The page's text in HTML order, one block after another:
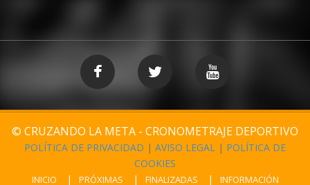
© CRUZANDO LA META - CRONOMETRAJE DEPORTIVO
POLÍTICA DE PRIVACIDAD | AVISO LEGAL | POLÍTICA DE
COOKIES
INICIO PRÓXIMAS FINALIZADAS INFORMACIÓN